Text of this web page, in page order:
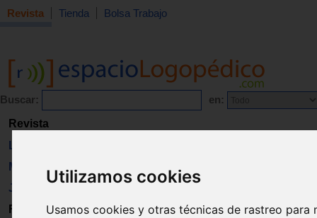
Utilizamos cookies
Usamos cookies y otras técnicas de rastreo para
Revista Tienda Bolsa Trabajo
Buscar: en:
Revista
Libros
Material
Juguetes
Formación